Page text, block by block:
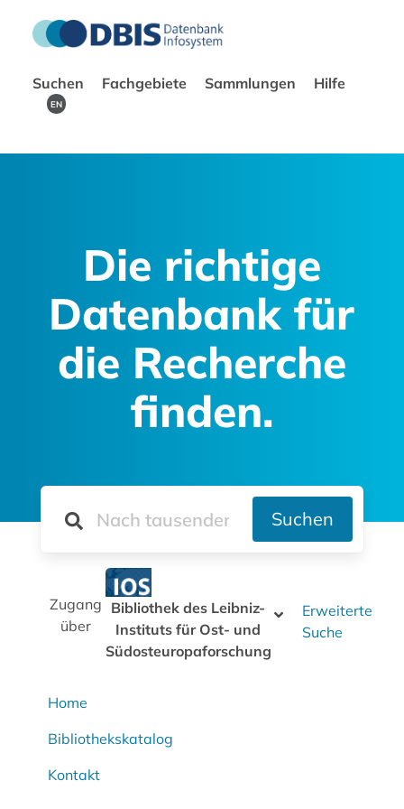
Suchen Fachgebiete Sammlungen Hilfe
EN
Die richtige
Datenbank für
die Recherche
finden.
Suchen
Zugang
über
Bibliothek des Leibniz-
Instituts für Ost- und
Südosteuropaforschung
Erweiterte
Suche
Home
Bibliothekskatalog
Kontakt